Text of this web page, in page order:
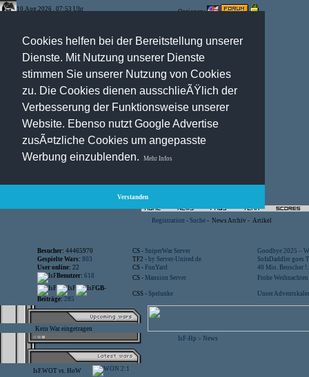
Cookies helfen bei der Bereitstellung unserer
Dienste. Mit Nutzung unserer Dienste
stimmen Sie unserer Nutzung von Cookies
zu. Die Cookies dienen ausschlieÃŸlich der
Verbesserung der Funktionsweise unserer
Website. Ebenso nutzt Google Advertise
zusÃ¤tzliche Cookies um angepasste
Werbung einzublenden.
Mehr Infos
Verstanden
10.Aug.2026 , 07:53 Uhr Optionen:
Registration - Suche - News Archiv - Artikel
Besucher: 44465970 CS - SniperWar Server
Goodbye 2025 –
Gespielte Wars: 803 TF2 - by Server-United.de
SofaDaddler goes
User online: 22 CS - FunYard
40 Mio. Beuscher
Benutzer: 618 CS - Mansion Server
Frohe
GB-
Beiträge: 285
CSS - Spelunke Unser
Kein War eingetragen
IsF.WOT vs. HoW 2:1
IsF-Hp > News